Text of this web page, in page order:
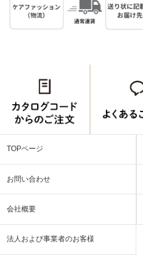
TOPページ
お問い合わせ
会社概要
法人および事業者のお客様